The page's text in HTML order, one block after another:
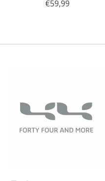
€59,99